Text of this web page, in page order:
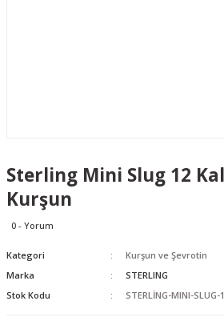
Sterling Mini Slug 12
Kurşun
0 - Yorum
Kategori
Kurşun ve Şevrotin
Marka
STERLING
Stok Kodu
STERLİNG-MINI-SLUG-